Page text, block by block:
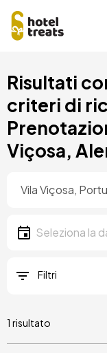
contenuto
principale
Risultati
criteri di
Viçosa,
Data
Seleziona la data
Filtri
1 risultato